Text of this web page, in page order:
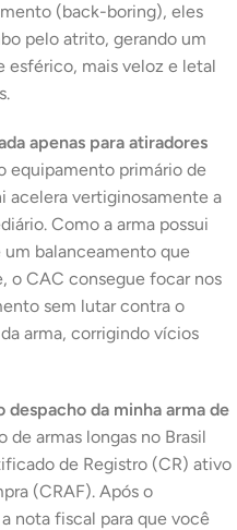
(back-boring), eles
pelo atrito, gerando um
esférico, mais veloz e letal
apenas para atiradores
equipamento primário de
acelera vertiginosamente a
Como a arma possui
um balanceamento que
o CAC consegue focar nos
sem lutar contra o
arma, corrigindo vícios
despacho da minha arma de
de armas longas no Brasil
de Registro (CR) ativo
(CRAF). Após o
nota fiscal para que você